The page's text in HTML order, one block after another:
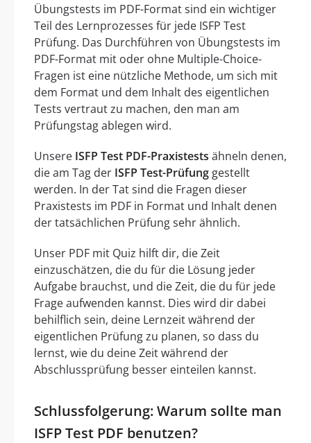
Übungstests im PDF-Format sind ein wichtiger
Teil des Lernprozesses für jede ISFP Test
Prüfung. Das Durchführen von Übungstests im
PDF-Format mit oder ohne Multiple-Choice-
Fragen ist eine nützliche Methode, um sich mit
dem Format und dem Inhalt des eigentlichen
Tests vertraut zu machen, den man am
Prüfungstag ablegen wird.
Unsere ISFP Test PDF-Praxistests ähneln denen,
die am Tag der ISFP Test-Prüfung gestellt
werden. In der Tat sind die Fragen dieser
Praxistests im PDF in Format und Inhalt denen
der tatsächlichen Prüfung sehr ähnlich.
Unser PDF mit Quiz hilft dir, die Zeit
einzuschätzen, die du für die Lösung jeder
Aufgabe brauchst, und die Zeit, die du für jede
Frage aufwenden kannst. Dies wird dir dabei
behilflich sein, deine Lernzeit während der
eigentlichen Prüfung zu planen, so dass du
lernst, wie du deine Zeit während der
Abschlussprüfung besser einteilen kannst.
Schlussfolgerung: Warum sollte man
ISFP Test PDF benutzen?